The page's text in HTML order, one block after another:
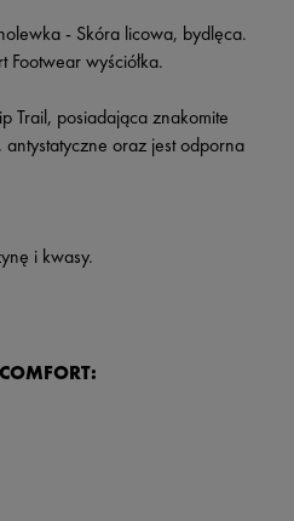
- Skóra licowa, bydlęca.
wyściółka.
Trail, posiadająca znakomite
oraz jest odporna
i kwasy.